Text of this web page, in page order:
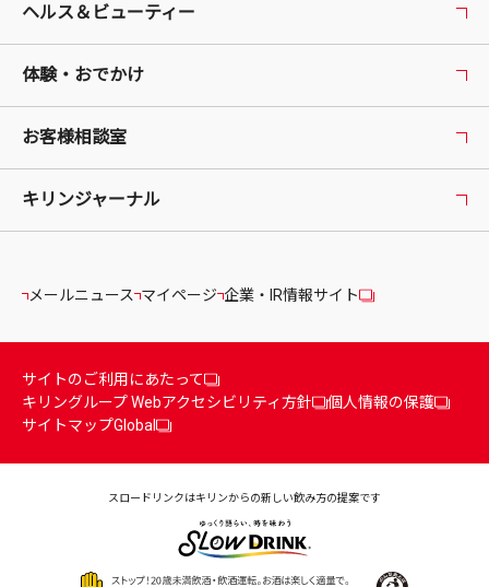
ヘルス＆ビューティー
体験・おでかけ
お客様相談室
キリンジャーナル
メールニュース マイページ 企業・IR情報サイト
サイトのご利用にあたって
キリングループ Webアクセシビリティ方針
個人情報の保護
サイトマップGlobal
スロードリンクはキリンからの新しい飲み方の提案です